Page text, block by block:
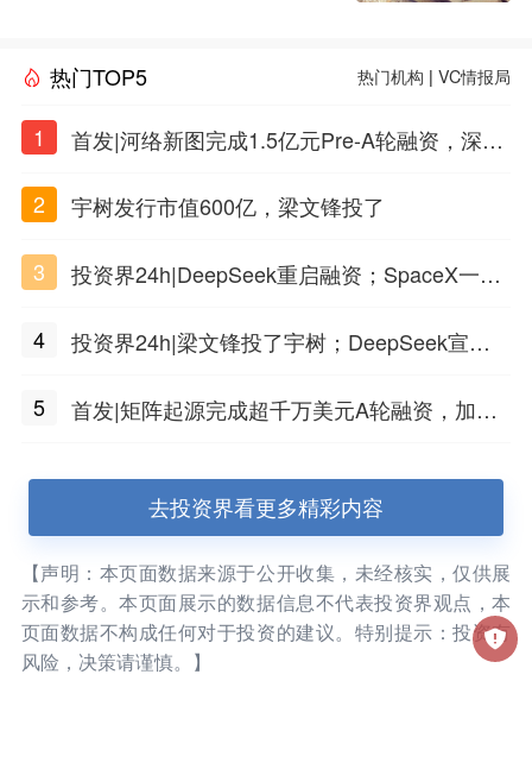
热门TOP5 热门机构 |VC情报局
1
首发|河络新图完成1.5亿元Pre-A轮融资，深耕i
2
宇树发行市值600亿，梁文锋投了
3
投资界24h|DeepSeek重启融资；SpaceX一夜
4
投资界24h|梁文锋投了宇树；DeepSeek宣布
5
首发|矩阵起源完成超千万美元A轮融资，加速
去投资界看更多精彩内容
【声明：本页面数据来源于公开收集，未经核实，仅供展
示和参考。本页面展示的数据信息不代表投资界观点，本
页面数据不构成任何对于投资的建议。特别提示：投资有
风险，决策请谨慎。】